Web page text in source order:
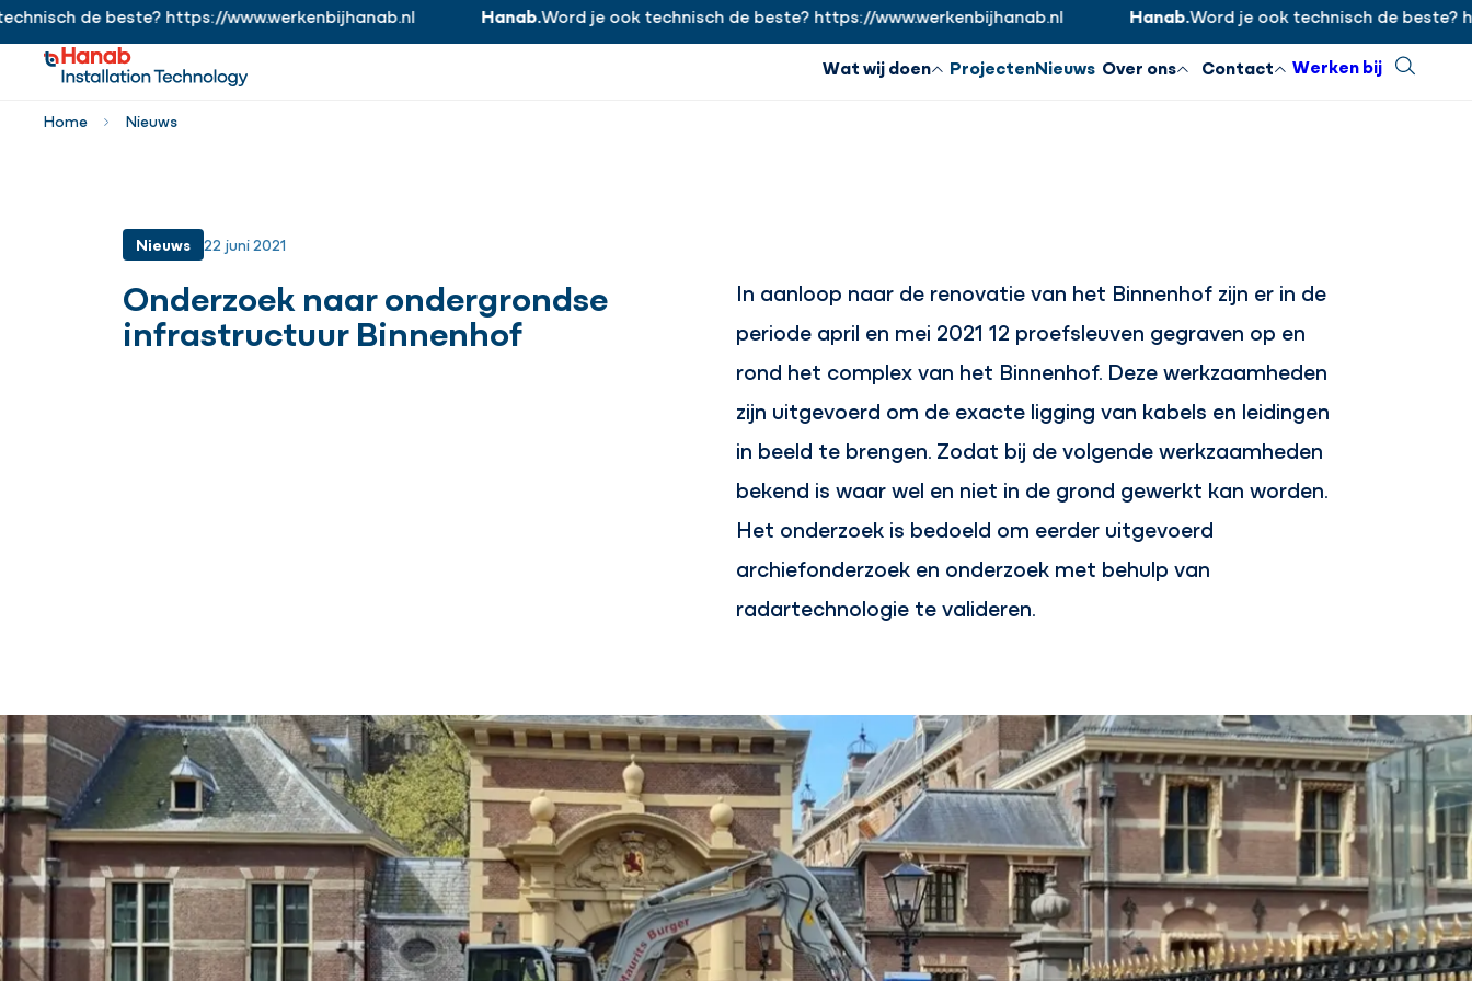
https://www.werkenbijhanab.nl
de beste? https://www.werkenbijhanab.nl Hanab.Word je ook technisch de beste? https://www.werkenbijhanab.nl Hanab.Word je ook technisch de beste?
Inloggen
Wat wij doen ProjectenNieuws Over ons Contact Werken bij Zoeken
Home Nieuws
Nieuws 22 juni 2021
Onderzoek naar ondergrondse
infrastructuur Binnenhof
In aanloop naar de renovatie van het Binnenhof zijn er in de
periode april en mei 2021 12 proefsleuven gegraven op en
rond het complex van het Binnenhof. Deze werkzaamheden
zijn uitgevoerd om de exacte ligging van kabels en leidingen
in beeld te brengen. Zodat bij de volgende werkzaamheden
bekend is waar wel en niet in de grond gewerkt kan worden.
Het onderzoek is bedoeld om eerder uitgevoerd
archiefonderzoek en onderzoek met behulp van
radartechnologie te valideren.